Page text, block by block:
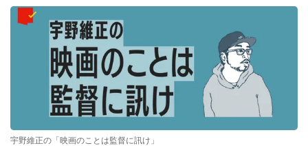
宇野維正の「映画のことは監督に訊け」